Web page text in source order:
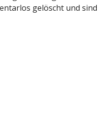
gelöscht und sind